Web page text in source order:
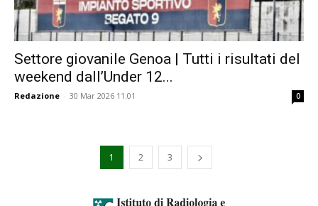
Settore giovanile Genoa | Tutti i risultati del
weekend dall’Under 12...
Redazione - 30 Mar 2026 11:01 0
1 2 3